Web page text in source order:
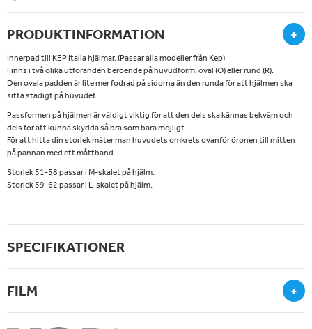
PRODUKTINFORMATION +
Innerpad till KEP Italia hjälmar. (Passar alla modeller från Kep)
Finns i två olika utföranden beroende på huvudform, oval (O) eller rund (R).
Den ovala padden är lite mer fodrad på sidorna än den runda för att hjälmen ska
sitta stadigt på huvudet.
Passformen på hjälmen är väldigt viktig för att den dels ska kännas bekväm och
dels för att kunna skydda så bra som bara möjligt.
För att hitta din storlek mäter man huvudets omkrets ovanför öronen till mitten
på pannan med ett måttband.
Storlek 51-58 passar i M-skalet på hjälm.
Storlek 59-62 passar i L-skalet på hjälm.
SPECIFIKATIONER
FILM +